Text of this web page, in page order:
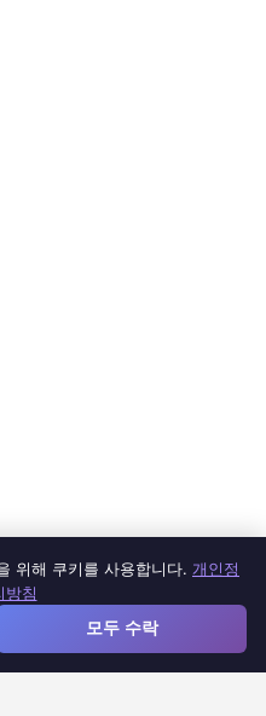
iOS 앱
to Doc
위해 쿠키를 사용합니다. 개인정
방침
모두 수락